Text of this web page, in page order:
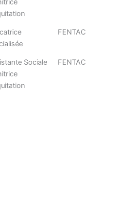
FENTAC
Sociale
FENTAC